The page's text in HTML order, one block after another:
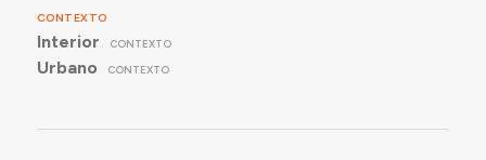
CONTEXTO
Interior CONTEXTO
Urbano CONTEXTO